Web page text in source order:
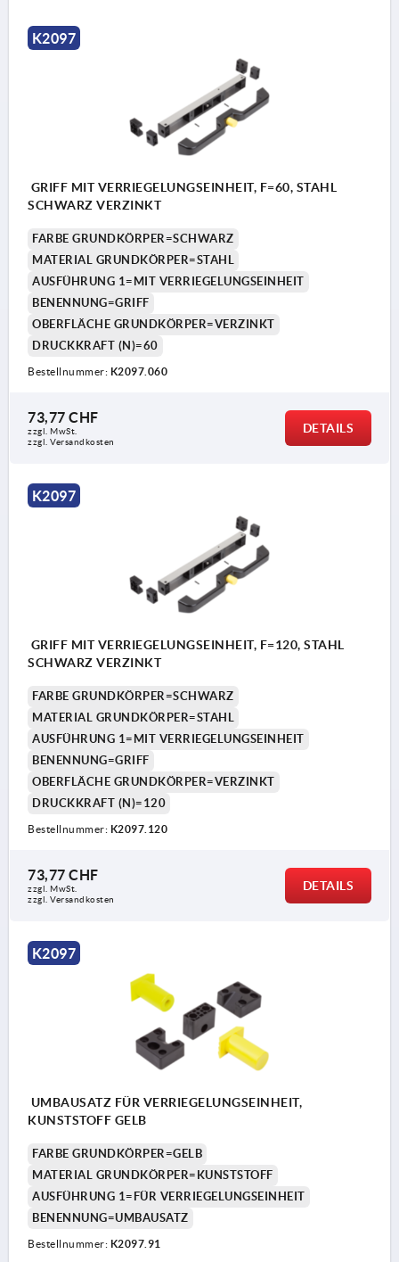
Kunde stellt M10-Stange
K2097
GRIFF MIT VERRIEGELUNGSEINHEIT, F=60, STAHL
SCHWARZ VERZINKT
FARBE GRUNDKÖRPER=SCHWARZ
MATERIAL GRUNDKÖRPER=STAHL
AUSFÜHRUNG 1=MIT VERRIEGELUNGSEINHEIT
BENENNUNG=GRIFF
OBERFLÄCHE GRUNDKÖRPER=VERZINKT
DRUCKKRAFT (N)=60
Bestellnummer: K2097.060
73,77 CHF
zzgl. MwSt.
zzgl. Versandkosten
DETAILS
K2097
GRIFF MIT VERRIEGELUNGSEINHEIT, F=120, STAHL
SCHWARZ VERZINKT
FARBE GRUNDKÖRPER=SCHWARZ
MATERIAL GRUNDKÖRPER=STAHL
AUSFÜHRUNG 1=MIT VERRIEGELUNGSEINHEIT
BENENNUNG=GRIFF
OBERFLÄCHE GRUNDKÖRPER=VERZINKT
DRUCKKRAFT (N)=120
Bestellnummer: K2097.120
73,77 CHF
zzgl. MwSt.
zzgl. Versandkosten
DETAILS
K2097
UMBAUSATZ FÜR VERRIEGELUNGSEINHEIT,
KUNSTSTOFF GELB
FARBE GRUNDKÖRPER=GELB
MATERIAL GRUNDKÖRPER=KUNSTSTOFF
AUSFÜHRUNG 1=FÜR VERRIEGELUNGSEINHEIT
BENENNUNG=UMBAUSATZ
Bestellnummer: K2097.91